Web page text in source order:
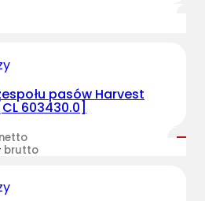
pasów Harvest
603430.0]
netto
brutto